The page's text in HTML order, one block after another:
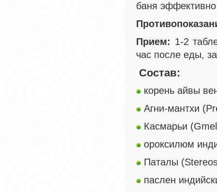
баня
Прием: 1-2
час после еды,
Состав:
корень айвы
Агни-мантхи
Касмарьи
ороксилюм
Паталы
паслен